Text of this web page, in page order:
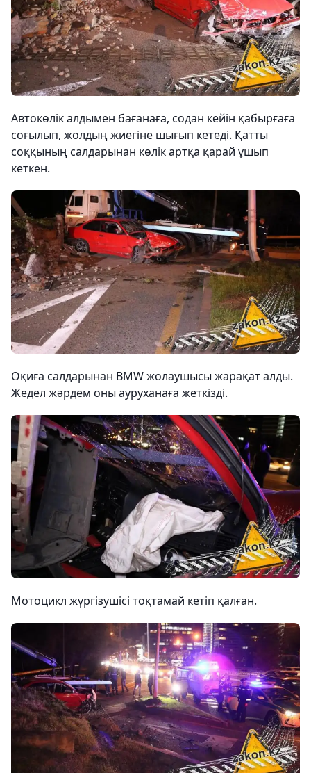
Автокөлік алдымен бағанаға, содан кейін қабырғаға
соғылып, жолдың жиегіне шығып кетеді. Қатты
соққының салдарынан көлік артқа қарай ұшып
кеткен.
Оқиға салдарынан BMW жолаушысы жарақат алды.
Жедел жәрдем оны ауруханаға жеткізді.
Мотоцикл жүргізушісі тоқтамай кетіп қалған.